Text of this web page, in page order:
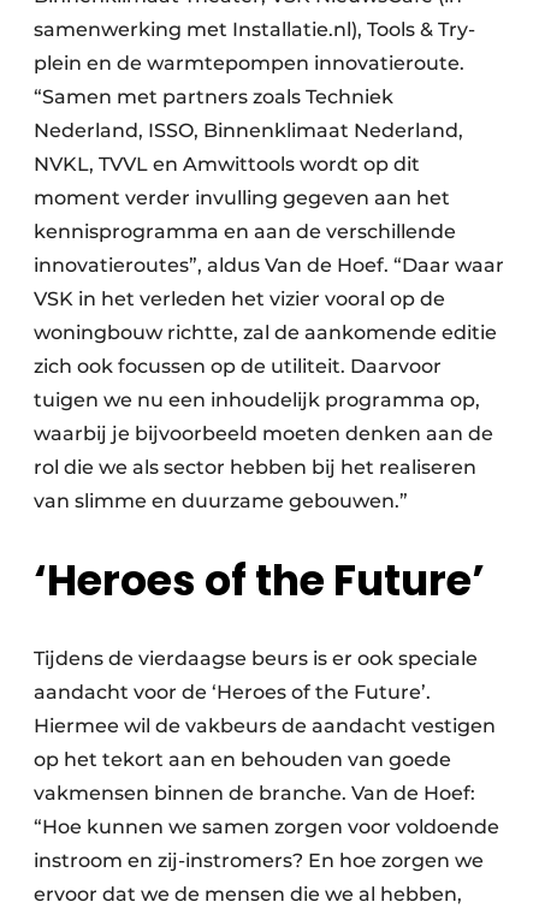
samenwerking met Installatie.nl), Tools & Try-
plein en de warmtepompen innovatieroute.
“Samen met partners zoals Techniek
Nederland, ISSO, Binnenklimaat Nederland,
NVKL, TVVL en Amwittools wordt op dit
moment verder invulling gegeven aan het
kennisprogramma en aan de verschillende
innovatieroutes”, aldus Van de Hoef. “Daar waar
VSK in het verleden het vizier vooral op de
woningbouw richtte, zal de aankomende editie
zich ook focussen op de utiliteit. Daarvoor
tuigen we nu een inhoudelijk programma op,
waarbij je bijvoorbeeld moeten denken aan de
rol die we als sector hebben bij het realiseren
van slimme en duurzame gebouwen.”
‘Heroes of the Future’
Tijdens de vierdaagse beurs is er ook speciale
aandacht voor de ‘Heroes of the Future’.
Hiermee wil de vakbeurs de aandacht vestigen
op het tekort aan en behouden van goede
vakmensen binnen de branche. Van de Hoef:
“Hoe kunnen we samen zorgen voor voldoende
instroom en zij-instromers? En hoe zorgen we
ervoor dat we de mensen die we al hebben,